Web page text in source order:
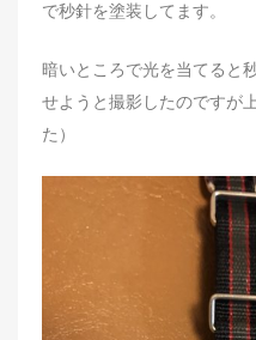
で秒針を塗装してます。
暗いところで光を当てると
せようと撮影したのですが
た）